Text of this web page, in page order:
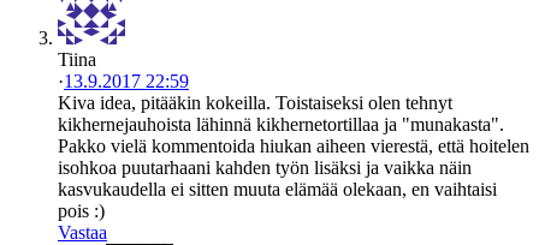
Tiina
·13.9.2017 22:59
Kiva idea, pitääkin kokeilla. Toistaiseksi olen tehnyt
kikhernejauhoista lähinnä kikhernetortillaa ja "munakasta".
Pakko vielä kommentoida hiukan aiheen vierestä, että hoitelen
isohkoa puutarhaani kahden työn lisäksi ja vaikka näin
kasvukaudella ei sitten muuta elämää olekaan, en vaihtaisi
pois :)
Vastaa